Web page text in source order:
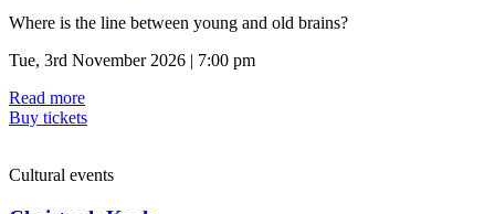
Where is the line between young and old brains?
Tue, 3rd November 2026 | 7:00 pm
Read more
Buy tickets
Cultural events